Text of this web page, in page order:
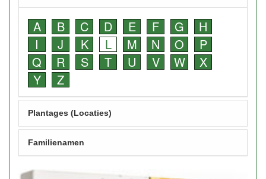
A B C D E F G
H
I
J K L M N O
P
Q
R S T U V W
X
Y
Z
Plantages (Locaties)
Familienamen